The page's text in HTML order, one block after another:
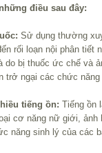
điều sau đây:
Sử dụng thường
rối loạn nội phân tiết
do bị thuốc ức chế và
trở ngại các chức năng
tiếng ồn: Tiếng ồn
cơ năng nữ giới,
năng sinh lý của các